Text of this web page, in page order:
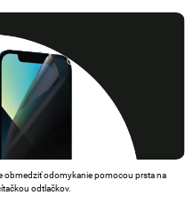
obmedziť odomykanie pomocou prsta na
odtlačkov.